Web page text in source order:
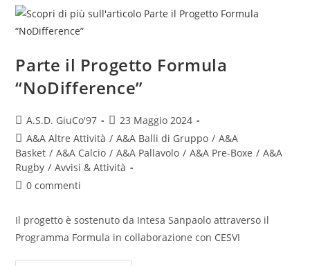
Parte il Progetto Formula
“NoDifference”
A.S.D. GiuCo'97
23 Maggio 2024
A&A Altre Attività / A&A Balli di Gruppo / A&A
Basket / A&A Calcio / A&A Pallavolo / A&A Pre-Boxe / A&A
Rugby / Avvisi & Attività
0 commenti
Il progetto è sostenuto da Intesa Sanpaolo attraverso il
Programma Formula in collaborazione con CESVI